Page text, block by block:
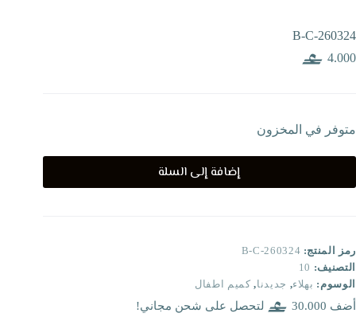
B-C-260324
4.000
متوفر في المخزون
إضافة إلى السلة
رمز المنتج: B-C-260324
التصنيف: 10
الوسوم: بهلاء, جديدنا, كميم اطفال
أضف 30.000 لتحصل على شحن مجاني!